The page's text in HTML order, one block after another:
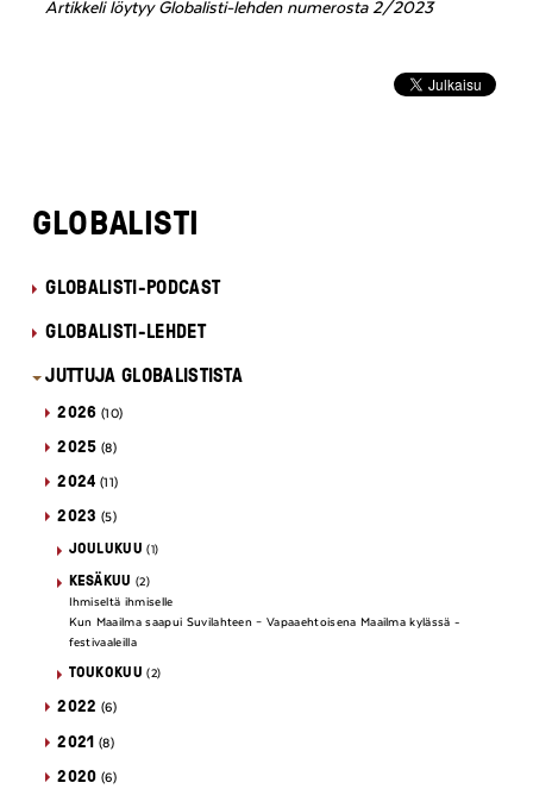
Artikkeli löytyy Globalisti-lehden numerosta 2/2023
GLOBALISTI
GLOBALISTI-PODCAST
GLOBALISTI-LEHDET
JUTTUJA GLOBALISTISTA
2026 (10)
2025 (8)
2024 (11)
2023 (5)
JOULUKUU (1)
KESÄKUU (2)
Ihmiseltä ihmiselle
Kun Maailma saapui Suvilahteen – Vapaaehtoisena Maailma kylässä -
festivaaleilla
TOUKOKUU (2)
2022 (6)
2021 (8)
2020 (6)